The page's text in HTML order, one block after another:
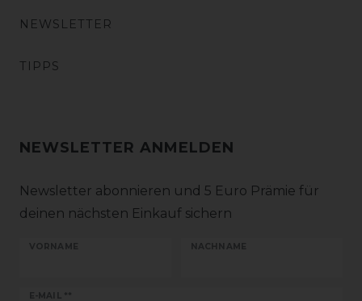
NEWSLETTER
TIPPS
NEWSLETTER ANMELDEN
Newsletter abonnieren und 5 Euro Prämie für
deinen nächsten Einkauf sichern
VORNAME NACHNAME
E-MAIL **
Newsletter